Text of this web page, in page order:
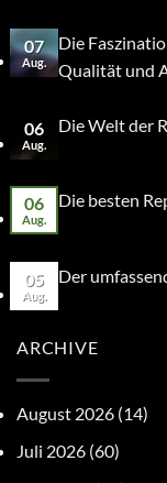
07
Aug.
Die
Qualität und
06
Aug.
Die Welt der
06
Aug.
Die besten
05
Aug.
Der
ARCHIVE
August 2026 (14)
Juli 2026 (60)